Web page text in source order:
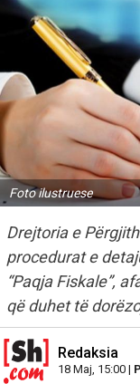
Foto ilustruese
Drejtoria e
procedurat e
“Paqja Fiskale”,
që duhet të
Redaksia
18 Maj, 15:00 |